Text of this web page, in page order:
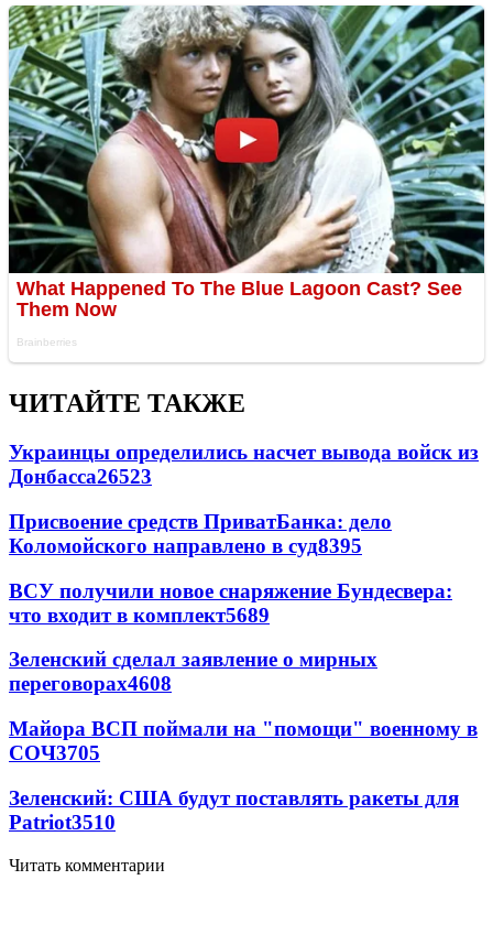
ЧИТАЙТЕ ТАКЖЕ
Украинцы определились насчет вывода войск из
Донбасса26523
Присвоение средств ПриватБанка: дело
Коломойского направлено в суд8395
ВСУ получили новое снаряжение Бундесвера:
что входит в комплект5689
Зеленский сделал заявление о мирных
переговорах4608
Майора ВСП поймали на "помощи" военному в
СОЧ3705
Зеленский: США будут поставлять ракеты для
Patriot3510
Читать комментарии